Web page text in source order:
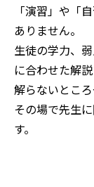
「演習」や「
ありません。
生徒の学力、
に合わせた解
解らないところ
その場で先生
す。